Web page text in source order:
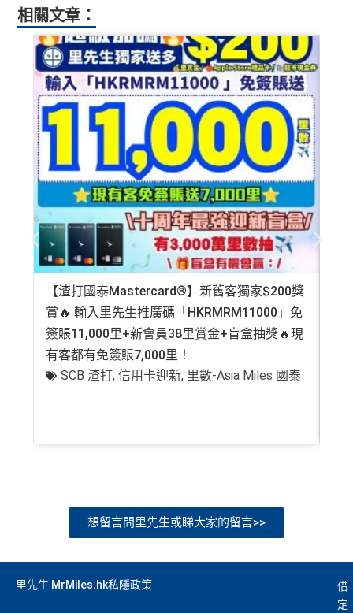
相關文章：
【渣打國泰Mastercard®】新舊客獨家$200獎
賞🔥 輸入里先生推廣碼「HKRMRM11000」免
簽賬11,000里+新會員38里賞金+盲盒抽獎🔥現
有客都有免簽賬7,000里！
SCB 渣打,信用卡迎新, 里數-Asia Miles 國泰
想留言問里先生或睇大家的留言>>
里先生 MrMiles.hk私隱政策
借
定